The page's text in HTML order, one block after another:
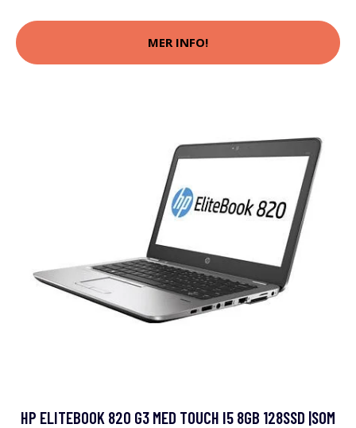
MER INFO!
HP ELITEBOOK 820 G3 MED TOUCH I5 8GB 128SSD |SOM